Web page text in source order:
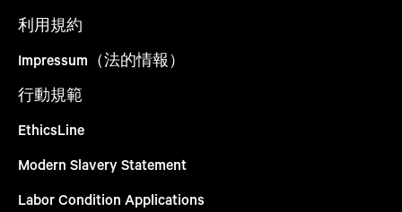
利用規約
Impressum（法的情報）
行動規範
EthicsLine
Modern Slavery Statement
Labor Condition Applications